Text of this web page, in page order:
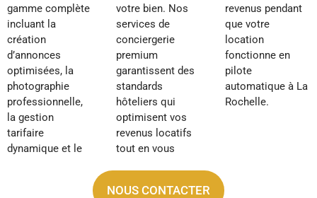
gamme complète
incluant la
création
d’annonces
optimisées, la
photographie
professionnelle,
la gestion
tarifaire
dynamique et le
votre bien. Nos
services de
conciergerie
premium
garantissent des
standards
hôteliers qui
optimisent vos
revenus locatifs
tout en vous
revenus pendant
que votre
location
fonctionne en
pilote
automatique à La
Rochelle.
NOUS CONTACTER